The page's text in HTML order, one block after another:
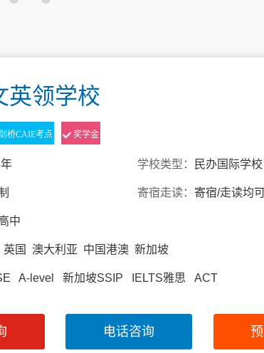
英领学校
桥CAIE考点 奖学金
学校类型： 民办国际学校
寄宿走读： 寄宿/走读均
中
英国 澳大利亚 中国港澳 新加坡
A-level 新加坡SSIP IELTS雅思 ACT
电话咨询